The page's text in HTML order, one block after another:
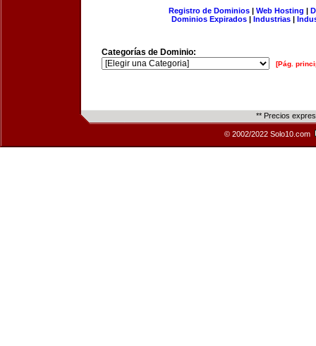
Registro de Dominios| Web Hosting |
Dominios Expirados | Industrias |
Categorías de Dominio:
[Pág.
** Precios
© 2002/2022 Solo10.com